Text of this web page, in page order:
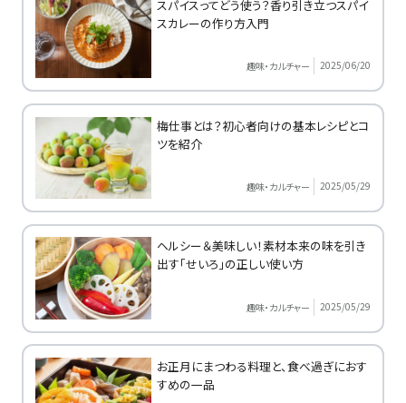
スパイスってどう使う？香り引き立つスパイ
スカレーの作り方入門
趣味・カルチャー 2025/06/20
梅仕事とは？初心者向けの基本レシピとコ
ツを紹介
趣味・カルチャー 2025/05/29
ヘルシー＆美味しい！素材本来の味を引き
出す「せいろ」の正しい使い方
趣味・カルチャー 2025/05/29
お正月にまつわる料理と、食べ過ぎにおす
すめの一品